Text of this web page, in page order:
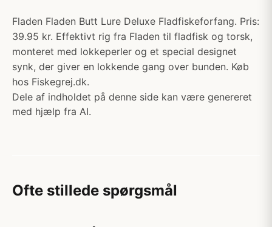
Fladen Fladen Butt Lure Deluxe Fladfiskeforfang. Pris:
39.95 kr. Effektivt rig fra Fladen til fladfisk og torsk,
monteret med lokkeperler og et special designet
synk, der giver en lokkende gang over bunden. Køb
hos Fiskegrej.dk.
Dele af indholdet på denne side kan være genereret
med hjælp fra AI.
Ofte stillede spørgsmål